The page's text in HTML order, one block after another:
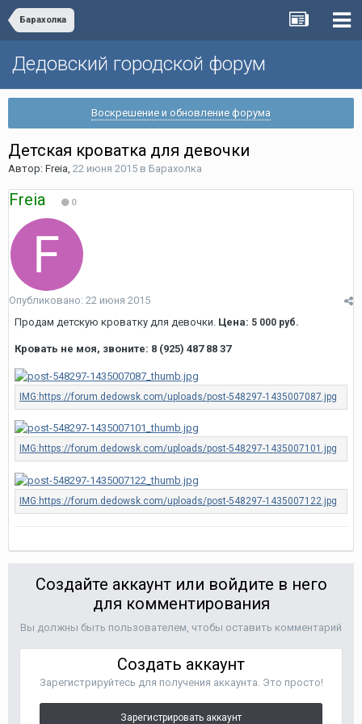
Барахолка
Дедовский городской форум
Воскрешение и обновление форума
Детская кроватка для девочки
Автор: Freia, 22 июня 2015 в Барахолка
Freia 0
Опубликовано: 22 июня 2015
Продам детскую кроватку для девочки. Цена: 5 000 руб.
Кровать не моя, звоните: 8 (925) 487 88 37
Создайте аккаунт или войдите в него
для комментирования
Вы должны быть пользователем, чтобы оставить комментарий
Создать аккаунт
Зарегистрируйтесь для получения аккаунта. Это просто!
Зарегистрировать аккаунт